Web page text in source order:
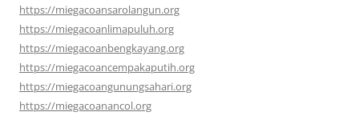
https://miegacoansarolangun.org
https://miegacoanlimapuluh.org
https://miegacoanbengkayang.org
https://miegacoancempakaputih.org
https://miegacoangunungsahari.org
https://miegacoanancol.org